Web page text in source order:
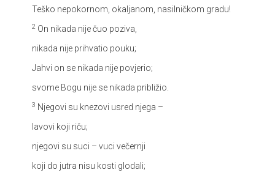
Teško nepokornom, okaljanom, nasilničkom gradu!
2 On nikada nije čuo poziva,
nikada nije prihvatio pouku;
Jahvi on se nikada nije povjerio;
svome Bogu nije se nikada približio.
3 Njegovi su knezovi usred njega –
lavovi koji riču;
njegovi su suci – vuci večernji
koji do jutra nisu kosti glodali;